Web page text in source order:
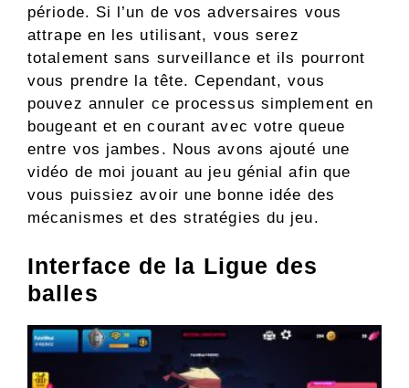
période. Si l’un de vos adversaires vous
attrape en les utilisant, vous serez
totalement sans surveillance et ils pourront
vous prendre la tête. Cependant, vous
pouvez annuler ce processus simplement en
bougeant et en courant avec votre queue
entre vos jambes. Nous avons ajouté une
vidéo de moi jouant au jeu génial afin que
vous puissiez avoir une bonne idée des
mécanismes et des stratégies du jeu.
Interface de la Ligue des
balles